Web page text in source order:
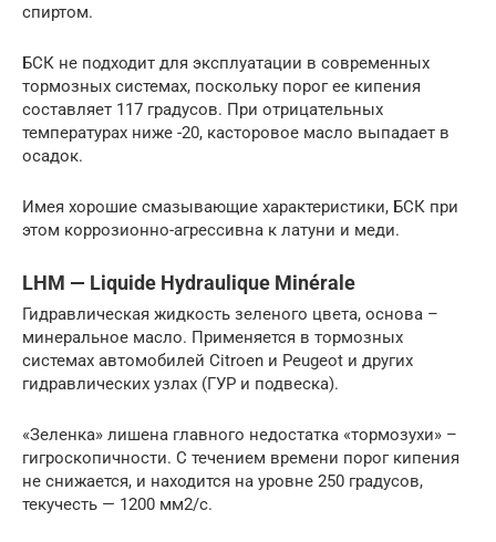
спиртом.
БСК не подходит для эксплуатации в современных
тормозных системах, поскольку порог ее кипения
составляет 117 градусов. При отрицательных
температурах ниже -20, касторовое масло выпадает в
осадок.
Имея хорошие смазывающие характеристики, БСК при
этом коррозионно-агрессивна к латуни и меди.
LHM — Liquide Hydraulique Minérale
Гидравлическая жидкость зеленого цвета, основа –
минеральное масло. Применяется в тормозных
системах автомобилей Citroen и Peugeot и других
гидравлических узлах (ГУР и подвеска).
«Зеленка» лишена главного недостатка «тормозухи» –
гигроскопичности. С течением времени порог кипения
не снижается, и находится на уровне 250 градусов,
текучесть — 1200 мм2/с.